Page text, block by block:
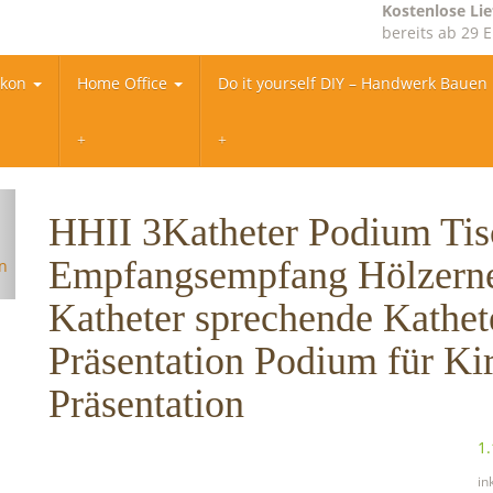
Kostenlose
bereits ab 29
Home Office Do it yourself DIY – Handwerk
HHII 3Katheter Podium
Empfangsempfang
Katheter sprechende
Präsentation Podium für
Präsentation